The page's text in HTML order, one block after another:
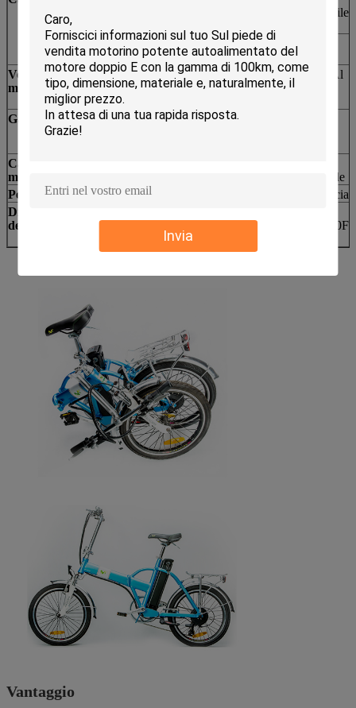
Invia
inossidabile
Tempo di carico:
4-6h
Parafango Acciaio
Velocità
massima
25km/h (UE),
32km/h
(USA&Canada)
Scaffale posteriore Lega di Al
Gamma
45-60km
Sella
Carico
massimo
pieghevole
Peso lordo
20kgs
Il BZ,
Dimensione
dell'imballaggio
100pcs/40Ft
Vantaggio